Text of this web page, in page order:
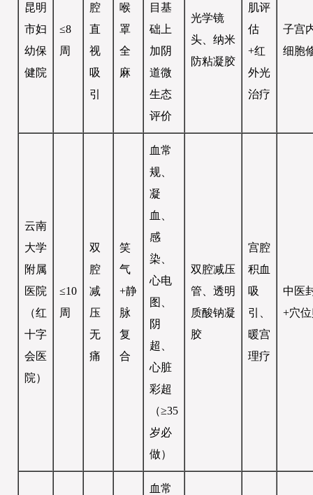
昆明
市妇
幼保
健院
≤8
周
腔
直
视
吸
引
喉
罩
全
麻
目基
础上
加阴
道微
生态
评价
光学镜
头、纳米
防粘凝胶
肌评
估
+红
外光
治疗
子宫
细胞
云南
大学
附属
医院
（红
十字
会医
院）
≤10
周
双
腔
减
压
无
痛
笑
气
+静
脉
复
合
血常
规、
凝
血、
感
染、
心电
图、
阴
超、
心脏
彩超
（≥35
岁必
做）
双腔减压
管、透明
质酸钠凝
胶
宫腔
积血
吸
引、
暖宫
理疗
中医
+穴
血常